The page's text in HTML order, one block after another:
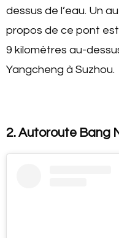
dessus de l’eau. Un
propos de ce pont est
9 kilomètres au-
Yangcheng à Suzhou.
2. Autoroute Bang